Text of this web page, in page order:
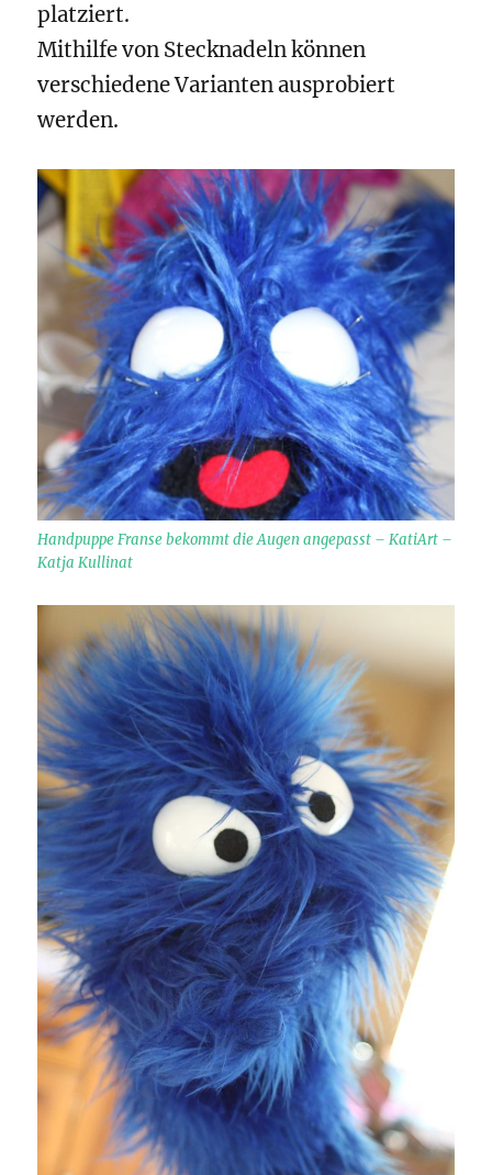
platziert.
Mithilfe von Stecknadeln können
verschiedene Varianten ausprobiert
werden.
Handpuppe Franse bekommt die Augen angepasst – KatiArt –
Katja Kullinat